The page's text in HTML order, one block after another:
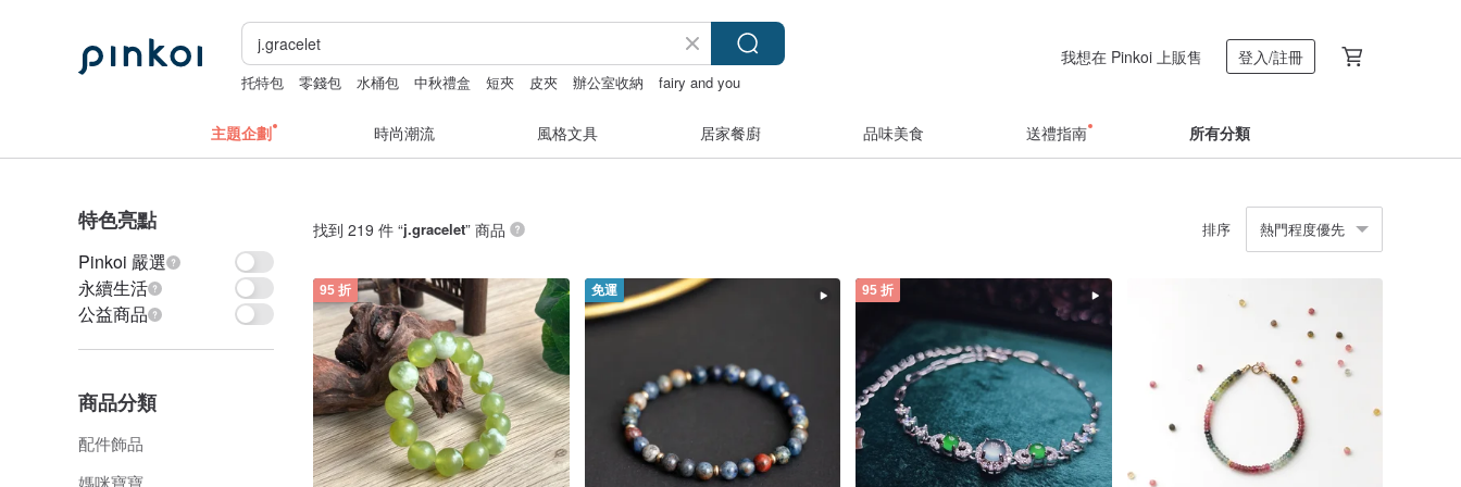
托特包 零錢包 水桶包 中秋禮盒 短夾 皮夾 辦公室收納 fairy and you
我想在 Pinkoi 上販售 登入/註冊
主題企劃 時尚潮流 風格文具 居家餐廚 品味美食 送禮指南 所有分類
特色亮點
Pinkoi 嚴選
永續生活
公益商品
商品分類
配件飾品
媽咪寶寶
找到 219 件 “j.gracelet” 商品 排序 熱門程度優先
95 折 免運 95 折